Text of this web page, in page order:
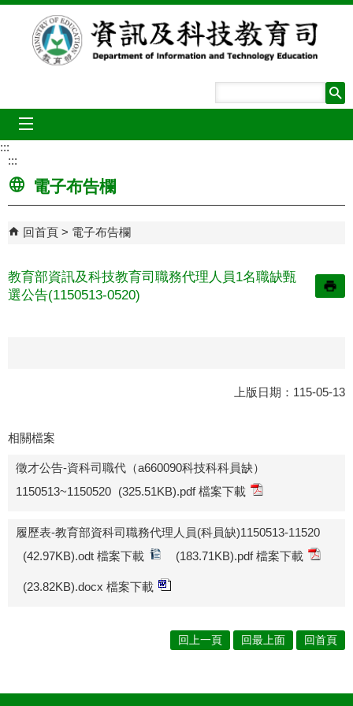
跳到主要內容區塊
:::
:::
電子布告欄
回首頁 電子布告欄
教育部資訊及科技教育司職務代理人員1名職缺甄
選公告(1150513-0520)
上版日期：115-05-13
相關檔案
徵才公告-資科司職代（a660090科技科科員缺）
1150513~1150520 (325.51KB).pdf 檔案下載
履歷表-教育部資科司職務代理人員(科員缺)1150513-11520
(42.97KB).odt 檔案下載
(183.71KB).pdf 檔案下載
(23.82KB).docx 檔案下載
回上一頁 回最上面 回首頁